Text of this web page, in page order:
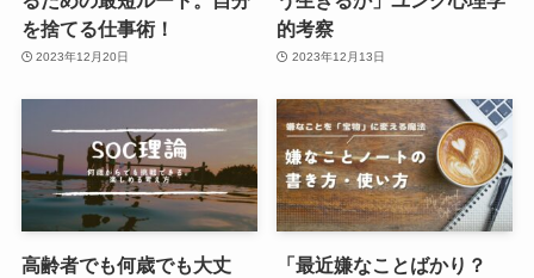
を捨てる仕事術！
2023年12月20日
的考察
2023年12月13日
高齢者でも何歳でも大丈
「最近嫌なことばかり？